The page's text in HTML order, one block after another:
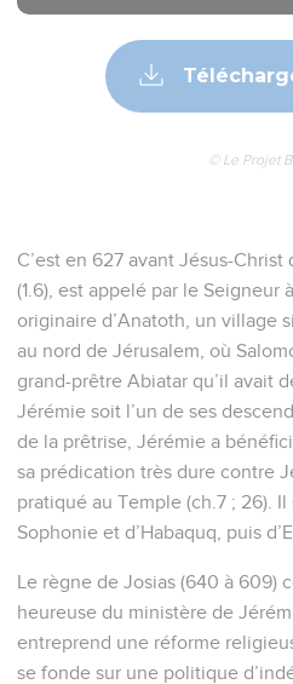
© Le Projet
C’est en 627 avant Jésus-
(1.6), est appelé par le Seigneur
originaire d’Anatoth, un village
au nord de Jérusalem, où
grand-prêtre Abiatar qu’il avait
Jérémie soit l’un de ses
de la prêtrise, Jérémie a
sa prédication très dure contre
pratiqué au Temple (ch.7 ; 26).
Sophonie et d’Habaquq, puis
Le règne de Josias (640 à 609)
heureuse du ministère de
entreprend une réforme
se fonde sur une politique